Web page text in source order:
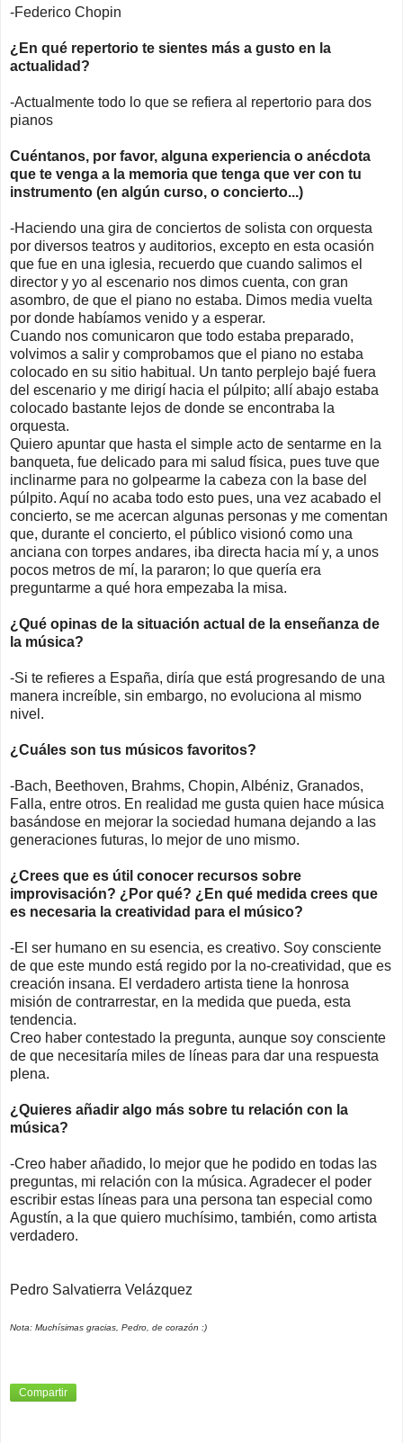
-Federico Chopin
¿En qué repertorio te sientes más a gusto en la
actualidad?
-Actualmente todo lo que se refiera al repertorio para dos
pianos
Cuéntanos, por favor, alguna experiencia o anécdota
que te venga a la memoria que tenga que ver con tu
instrumento (en algún curso, o concierto...)
-Haciendo una gira de conciertos de solista con orquesta
por diversos teatros y auditorios, excepto en esta ocasión
que fue en una iglesia, recuerdo que cuando salimos el
director y yo al escenario nos dimos cuenta, con gran
asombro, de que el piano no estaba. Dimos media vuelta
por donde habíamos venido y a esperar.
Cuando nos comunicaron que todo estaba preparado,
volvimos a salir y comprobamos que el piano no estaba
colocado en su sitio habitual. Un tanto perplejo bajé fuera
del escenario y me dirigí hacia el púlpito; allí abajo estaba
colocado bastante lejos de donde se encontraba la
orquesta.
Quiero apuntar que hasta el simple acto de sentarme en la
banqueta, fue delicado para mi salud física, pues tuve que
inclinarme para no golpearme la cabeza con la base del
púlpito. Aquí no acaba todo esto pues, una vez acabado el
concierto, se me acercan algunas personas y me comentan
que, durante el concierto, el público visionó como una
anciana con torpes andares, iba directa hacia mí y, a unos
pocos metros de mí, la pararon; lo que quería era
preguntarme a qué hora empezaba la misa.
¿Qué opinas de la situación actual de la enseñanza de
la música?
-Si te refieres a España, diría que está progresando de una
manera increíble, sin embargo, no evoluciona al mismo
nivel.
¿Cuáles son tus músicos favoritos?
-Bach, Beethoven, Brahms, Chopin, Albéniz, Granados,
Falla, entre otros. En realidad me gusta quien hace música
basándose en mejorar la sociedad humana dejando a las
generaciones futuras, lo mejor de uno mismo.
¿Crees que es útil conocer recursos sobre
improvisación? ¿Por qué? ¿En qué medida crees que
es necesaria la creatividad para el músico?
-El ser humano en su esencia, es creativo. Soy consciente
de que este mundo está regido por la no-creatividad, que es
creación insana. El verdadero artista tiene la honrosa
misión de contrarrestar, en la medida que pueda, esta
tendencia.
Creo haber contestado la pregunta, aunque soy consciente
de que necesitaría miles de líneas para dar una respuesta
plena.
¿Quieres añadir algo más sobre tu relación con la
música?
-Creo haber añadido, lo mejor que he podido en todas las
preguntas, mi relación con la música. Agradecer el poder
escribir estas líneas para una persona tan especial como
Agustín, a la que quiero muchísimo, también, como artista
verdadero.
Pedro Salvatierra Velázquez
Nota: Muchísimas gracias, Pedro, de corazón :)
Compartir